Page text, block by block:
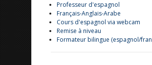
Professeur d'espagnol
Français-Anglais-Arabe
Cours d'espagnol via webcam
Remise à niveau
Formateur bilingue (espagnol/